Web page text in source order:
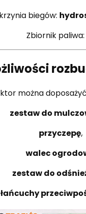
biegów:
Zbiornik paliwa:
można
zestaw do
przyczepę,
walec
zestaw do
łańcuchy